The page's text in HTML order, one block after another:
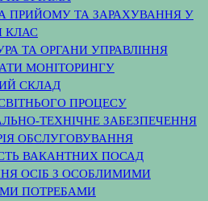
ПРИЙОМУ ТА ЗАРАХУВАННЯ У
КЛАС
ТА ОРГАНИ УПРАВЛІННЯ
МОНІТОРИНГУ
СКЛАД
ПРОЦЕСУ
ТЕХНІЧНЕ ЗАБЕЗПЕЧЕННЯ
ОБСЛУГОВУВАННЯ
ВАКАНТНИХ ПОСАД
ОСІБ З ОСОБЛИМИМИ
ПОТРЕБАМИ